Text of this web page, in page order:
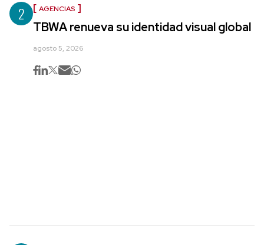
2 AGENCIAS
TBWA renueva su identidad visual global
agosto 5, 2026